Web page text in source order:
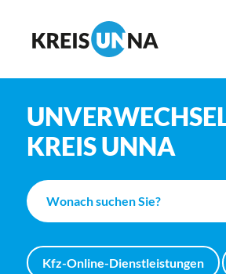
KREIS UNNA
Kfz-Online-Dienstleistungen